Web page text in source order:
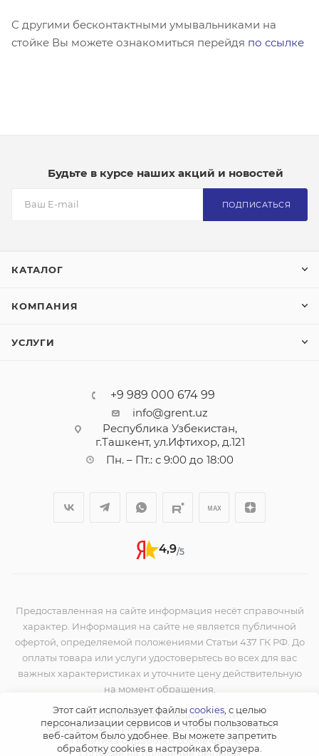
С другими бесконтактными умывальниками на
стойке Вы можете ознакомиться перейдя по ссылке
Будьте в курсе наших акций и новостей
ПОДПИСАТЬСЯ
КАТАЛОГ
КОМПАНИЯ
УСЛУГИ
+9 989 000 674 99
info@grent.uz
Республика Узбекистан,
г.Ташкент, ул.Ифтихор, д.121
Пн. – Пт.: с 9:00 до 18:00
4,9/5
Предоставленная на сайте информация несёт справочный
характер. Информация на сайте не является публичной
офертой, определяемой положениями Статьи 437 ГК РФ. До
оплаты товара или услуги удостоверьтесь во всех для вас
важных характеристиках и уточните цену действительную
на момент обращения.
Политика конфиденциальности
Согласие на обработку персональных данных
Политика обработки cookie-файлов
Согласие на получение рекламы
Этот сайт использует файлы cookies, с целью
персонализации сервисов и чтобы пользоваться
веб-сайтом было удобнее. Вы можете запретить
обработку сookies в настройках браузера.